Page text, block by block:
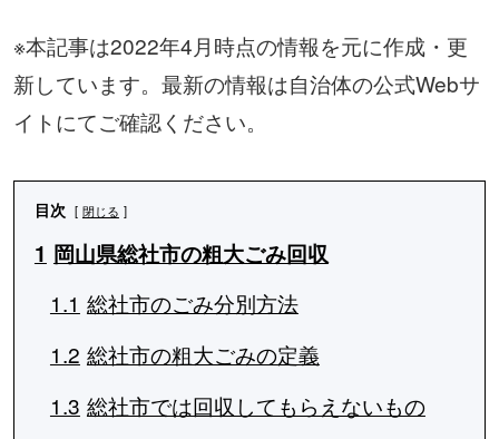
※本記事は2022年4月時点の情報を元に作成・更
新しています。最新の情報は自治体の公式Webサ
イトにてご確認ください。
目次 閉じる
1 岡山県総社市の粗大ごみ回収
1.1 総社市のごみ分別方法
1.2 総社市の粗大ごみの定義
1.3 総社市では回収してもらえないもの